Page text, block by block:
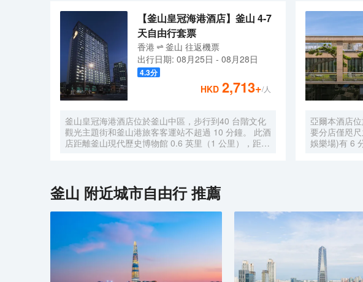
【釜山皇冠海港酒店】釜山 4-7
天自由行套票
香港 釜山 往返機票
出行日期: 08月25日 - 08月28日
4.3分
HKD 2,713+/人
釜山皇冠海港酒店位於釜山中區，步行到40 台階文化
觀光主題街和釜山港旅客客運站不超過 10 分鐘。 此酒
店距離釜山現代歷史博物館 0.6 英里（1 公里），距離
心。您可以到酒吧/酒廊，點一杯喜歡的飲品，暢飲一
番。每天 06:30 至 09:00 提供收費的自助式早餐。 特
色服務/設施包括免費高速有線上網、24 小時商務中心
和乾洗/洗衣服務。酒店提供免費自助停車。 有 500 間
空調客房提供冰箱和液晶電視；您定能在旅途中找到家
的舒適。提供免費有線和無線上網。浴室提供浴缸或淋
浴、免費洗浴用品和吹風機。便利設施包括電話，以及
可存放筆記本電腦的保險箱和免費瓶裝水。
亞爾本酒店
要分店僅咫
娛樂場)有 6
提供收費的
費報紙、24
費自助停車
定能在旅途
檔床上用品
繫；有線頻
人浴室提供
釜山 附近城市自由行 推薦